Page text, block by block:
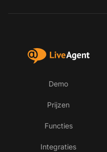
Demo
Prijzen
Functies
Integraties